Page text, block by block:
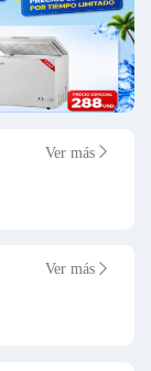
Ver más 
Ver más 